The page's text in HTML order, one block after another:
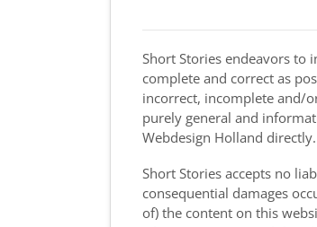
Short Stories endeavors to
complete and correct as
incorrect, incomplete and/
purely general and
Webdesign Holland directly.
Short Stories accepts no
consequential damages
of) the content on this